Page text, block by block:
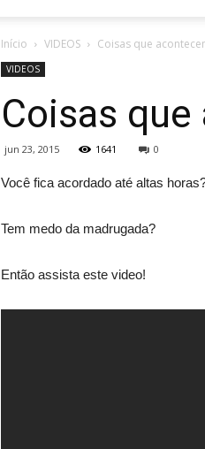
Início VIDEOS Coisas que
VIDEOS
Coisas
jun 23, 2015 1641 0
Você fica acordado até altas
Tem medo da madrugada?
Então assista este video!